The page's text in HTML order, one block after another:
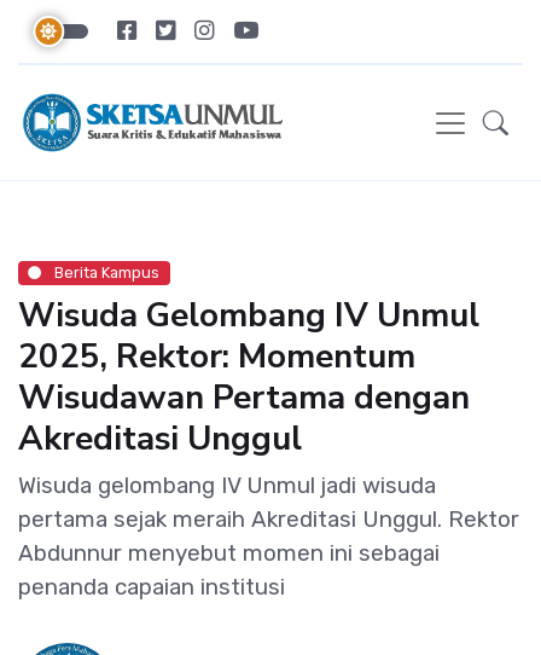
Berita Kampus
Wisuda Gelombang IV Unmul
2025, Rektor: Momentum
Wisudawan Pertama dengan
Akreditasi Unggul
Wisuda gelombang IV Unmul jadi wisuda
pertama sejak meraih Akreditasi Unggul. Rektor
Abdunnur menyebut momen ini sebagai
penanda capaian institusi